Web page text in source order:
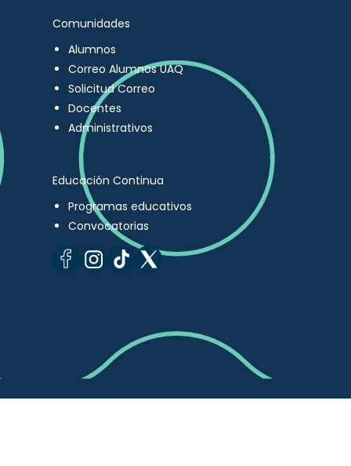
Comunidades
Alumnos
Correo Alumnos UAQ
Solicitud Correo
Docentes
Administrativos
Educación Continua
Programas educativos
Convocatorias